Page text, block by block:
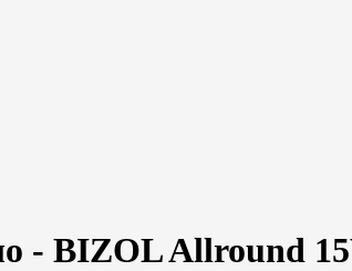
- BIZOL Allround